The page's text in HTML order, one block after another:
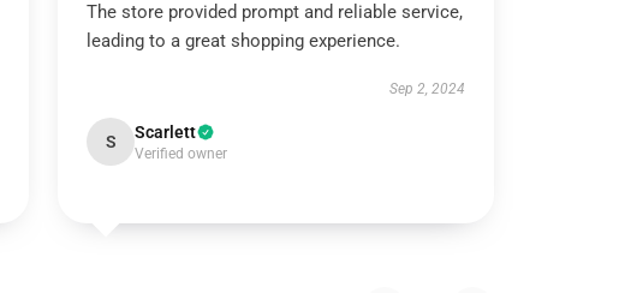
The store provided prompt and reliable service,
leading to a great shopping experience.
Sep 2, 2024
S Scarlett
Verified owner